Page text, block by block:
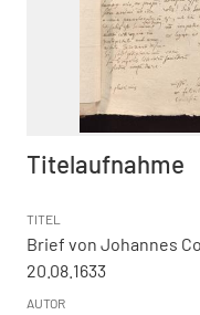
Titelaufnahme
TITEL
Brief von Johannes
20.08.1633
AUTOR